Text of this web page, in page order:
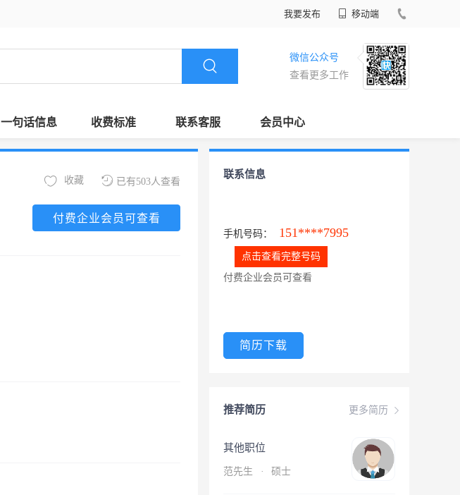
我要发布 移动端
微信公众号
查看更多工作
一句话信息 收费标准 联系客服 会员中心
已有503人查看
收藏
付费企业会员可查看
联系信息
手机号码： 151****7995
点击查看完整号码
付费企业会员可查看
简历下载
更多简历
推荐简历
其他职位
范先生 · 硕士